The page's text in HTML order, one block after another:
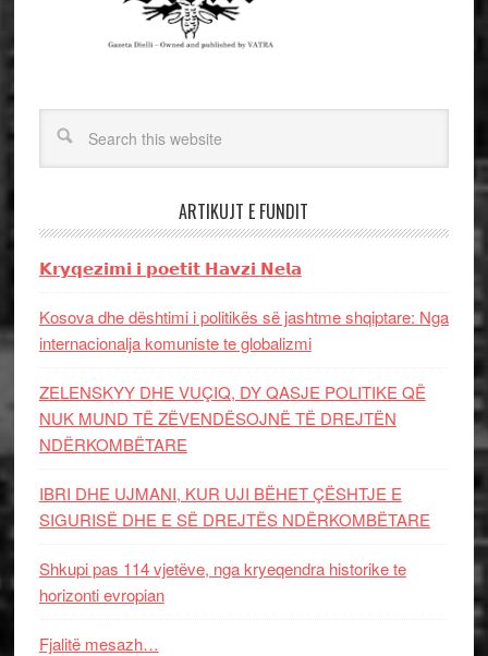
ARTIKUJT E FUNDIT
𝗞𝗿𝘆𝗾𝗲𝘇𝗶𝗺𝗶 𝗶 𝗽𝗼𝗲𝘁𝗶𝘁 𝗛𝗮𝘃𝘇𝗶 𝗡𝗲𝗹𝗮
Kosova dhe dështimi i politikës së jashtme shqiptare: Nga
internacionalja komuniste te globalizmi
ZELENSKYY DHE VUÇIQ, DY QASJE POLITIKE QË
NUK MUND TË ZËVENDËSOJNË TË DREJTËN
NDËRKOMBËTARE
IBRI DHE UJMANI, KUR UJI BËHET ÇËSHTJE E
SIGURISË DHE E SË DREJTËS NDËRKOMBËTARE
Shkupi pas 114 vjetëve, nga kryeqendra historike te
horizonti evropian
Fjalitë mesazh…